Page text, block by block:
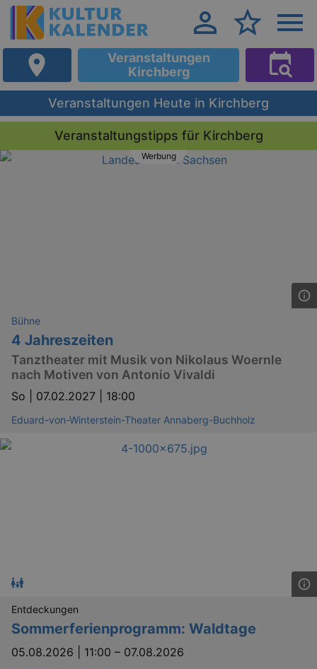
Veranstaltungen
Kirchberg
Veranstaltungen Heute in Kirchberg
Veranstaltungstipps für Kirchberg
Werbung
Bühne
4 Jahreszeiten
Tanztheater mit Musik von Nikolaus Woernle
nach Motiven von Antonio Vivaldi
So | 07.02.2027 | 18:00
Eduard-von-Winterstein-Theater Annaberg-Buchholz
Entdeckungen
Sommerferienprogramm: Waldtage
05.08.2026 | 11:00 – 07.08.2026